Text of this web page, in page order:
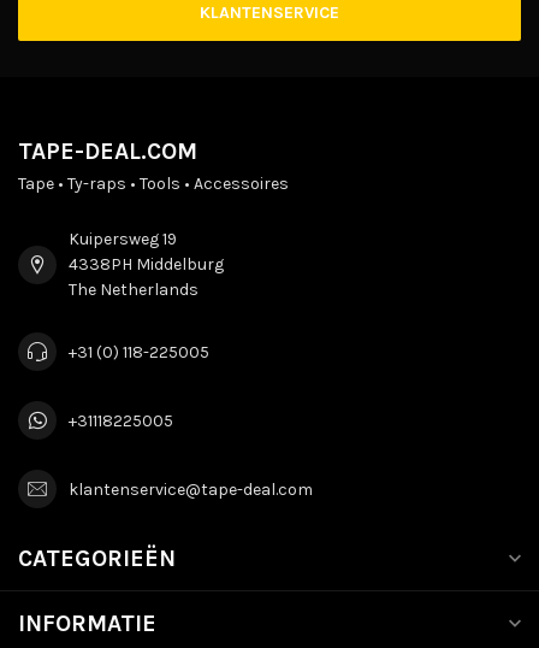
KLANTENSERVICE
TAPE-DEAL.COM
Tape • Ty-raps • Tools • Accessoires
Kuipersweg 19
4338PH Middelburg
The Netherlands
+31 (0) 118-225005
+31118225005
klantenservice@tape-deal.com
CATEGORIEËN
INFORMATIE